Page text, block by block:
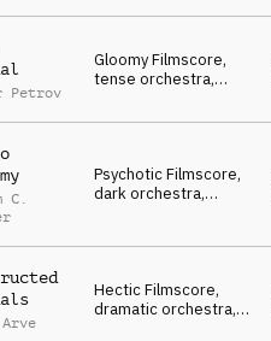
Petrov
Gloomy Filmscore,
tense orchestra,
C.
Psychotic Filmscore,
dark orchestra,
Hectic Filmscore,
dramatic orchestra,